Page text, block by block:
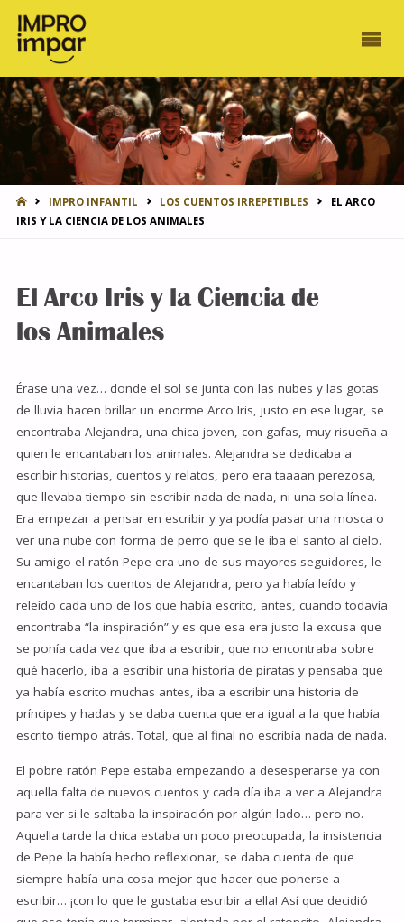
INICIOIMPRO INFANTIL LOS CUENTOS IRREPETIBLES
EL ARCO
IRIS Y LA CIENCIA DE LOS ANIMALES
El Arco Iris y la Ciencia de
los Animales
Érase una vez… donde el sol se junta con las nubes y las gotas
de lluvia hacen brillar un enorme Arco Iris, justo en ese lugar, se
encontraba Alejandra, una chica joven, con gafas, muy risueña a
quien le encantaban los animales. Alejandra se dedicaba a
escribir historias, cuentos y relatos, pero era taaaan perezosa,
que llevaba tiempo sin escribir nada de nada, ni una sola línea.
Era empezar a pensar en escribir y ya podía pasar una mosca o
ver una nube con forma de perro que se le iba el santo al cielo.
Su amigo el ratón Pepe era uno de sus mayores seguidores, le
encantaban los cuentos de Alejandra, pero ya había leído y
releído cada uno de los que había escrito, antes, cuando todavía
encontraba “la inspiración” y es que esa era justo la excusa que
se ponía cada vez que iba a escribir, que no encontraba sobre
qué hacerlo, iba a escribir una historia de piratas y pensaba que
ya había escrito muchas antes, iba a escribir una historia de
príncipes y hadas y se daba cuenta que era igual a la que había
escrito tiempo atrás. Total, que al final no escribía nada de nada.
El pobre ratón Pepe estaba empezando a desesperarse ya con
aquella falta de nuevos cuentos y cada día iba a ver a Alejandra
para ver si le saltaba la inspiración por algún lado… pero no.
Aquella tarde la chica estaba un poco preocupada, la insistencia
de Pepe la había hecho reflexionar, se daba cuenta de que
siempre había una cosa mejor que hacer que ponerse a
escribir… ¡con lo que le gustaba escribir a ella! Así que decidió